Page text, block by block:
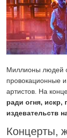
Миллионы людей
провокационные
артистов. На
ради огня, искр,
издевательств
Концерты,